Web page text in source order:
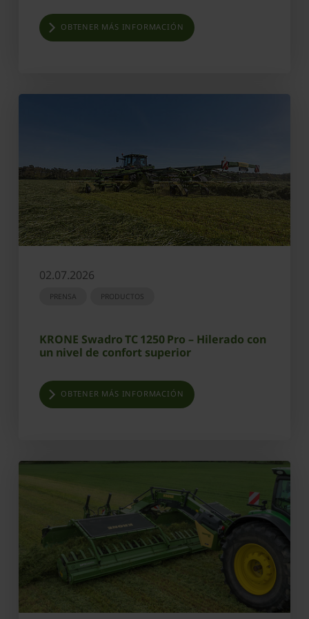
OBTENER MÁS INFORMACIÓN
02.07.2026
PRENSA PRODUCTOS
KRONE Swadro TC 1250 Pro – Hilerado con
un nivel de confort superior
OBTENER MÁS INFORMACIÓN